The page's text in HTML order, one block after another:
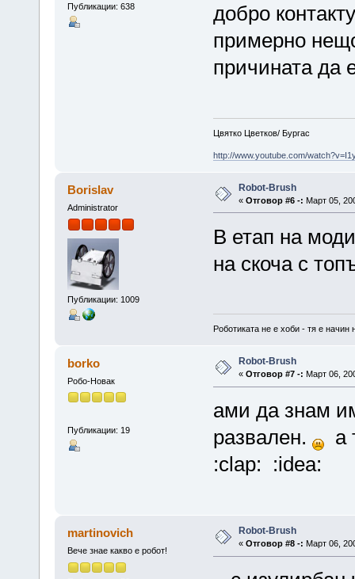
Публикации: 638
добро
примерно
причината да
Цвятко Цветков/ Бургас
http://www.youtube.com/
Borislav
Administrator
Публикации: 1009
Robot-Brush
« Отговор #6 -: Март 05,
В етап на
на скоча с
Роботиката не е хоби - тя е начин
borko
Робо-Новак
Публикации: 19
Robot-Brush
« Отговор #7 -: Март 06,
ами да знам
развален.
а
:clap: :idea:
martinovich
Вече знае какво е робот!
Robot-Brush
« Отговор #8 -: Март 06,